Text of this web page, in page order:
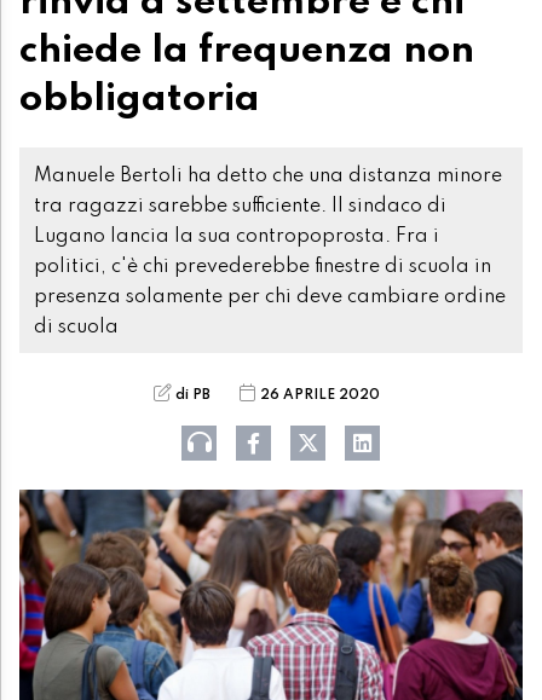
chiede la frequenza non
obbligatoria
Manuele Bertoli ha detto che una distanza minore
tra ragazzi sarebbe sufficiente. Il sindaco di
Lugano lancia la sua contropoprosta. Fra i
politici, c'è chi prevederebbe finestre di scuola in
presenza solamente per chi deve cambiare ordine
di scuola
di PB 26 APRILE 2020